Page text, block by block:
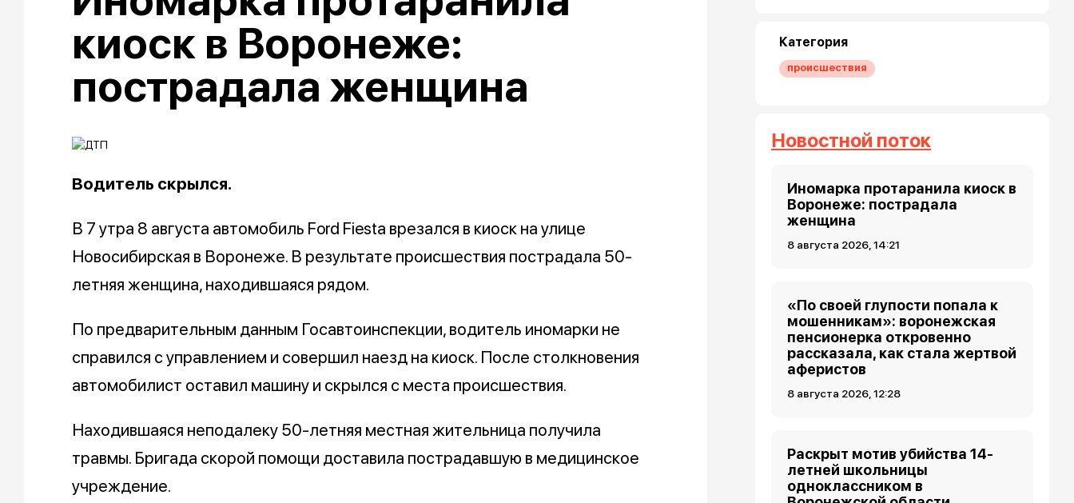
киоск в Воронеже:
пострадала женщина
Водитель скрылся.
В 7 утра 8 августа автомобиль Ford Fiesta врезался в киоск на улице
Новосибирская в Воронеже. В результате происшествия пострадала 50-
летняя женщина, находившаяся рядом.
По предварительным данным Госавтоинспекции, водитель иномарки не
справился с управлением и совершил наезд на киоск. После столкновения
автомобилист оставил машину и скрылся с места происшествия.
Находившаяся неподалеку 50-летняя местная жительница получила
травмы. Бригада скорой помощи доставила пострадавшую в медицинское
учреждение.
Категория
происшествия
Новостной поток
Иномарка протаранила киоск в
Воронеже: пострадала
женщина
8 августа 2026, 14:21
«По своей глупости попала к
мошенникам»: воронежская
пенсионерка откровенно
рассказала, как стала жертвой
аферистов
8 августа 2026, 12:28
Раскрыт мотив убийства 14-
летней школьницы
одноклассником в